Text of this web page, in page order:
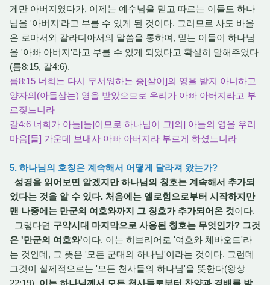
게만 아버지였다가, 이제는 예수님을 믿고 따르는 이들도 하나
님을 '아버지'라고 부를 수 있게 된 것이다. 그러므로 사도 바울
은 로마서와 갈라디아서의 말씀을 통하여, 믿는 이들이 하나님
을 '아빠 아버지'라고 부를 수 있게 되었다고 확실히 말해주었다
(롬8:15, 갈4:6).
롬8:15 너희는 다시 무서워하는 종[살이]의 영을 받지 아니하고
양자의(아들삼는) 영을 받았으므로 우리가 아빠 아버지라고 부
르짖느니라
갈4:6 너희가 아들[들]이므로 하나님이 그[의] 아들의 영을 우리
마음[들] 가운데 보내사 아빠 아버지라 부르게 하셨느니라
5. 하나님의 호칭은 계속해서 어떻게 달라져 왔는가?
성경을 읽어보면 알겠지만 하나님의 칭호는 계속해서 추가되
었다는 것을 알 수 있다. 처음에는 엘로힘으로부터 시작하지만
맨 나중에는 만군의 여호와까지 그 칭호가 추가되어온 것이다.
그렇다면 구약시대 마지막으로 사용된 칭호는 무엇인가? 그것
은 '만군의 여호와'이다. 이는 히브리어로 '여호와 체바오트'라
는 것인데, 그 뜻은 '모든 군대의 하나님'이라는 것이다. 그런데
그것이 실제적으로는 '모든 천사들의 하나님'을 뜻한다(왕상
22:19). 이는 하나님께서 모든 천사들로부터 찬양과 경배를 받